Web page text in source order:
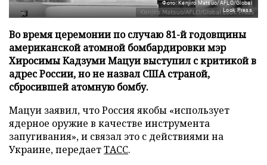
Фото: Kenjiro Matsuo/AFLO/Global
Look Press
Во время церемонии по случаю 81-й годовщины
американской атомной бомбардировки мэр
Хиросимы Кадзуми Мацуи выступил с критикой в
адрес России, но не назвал США страной,
сбросившей атомную бомбу.
Мацуи заявил, что Россия якобы «использует
ядерное оружие в качестве инструмента
запугивания», и связал это с действиями на
Украине, передаетТАСС.